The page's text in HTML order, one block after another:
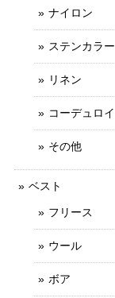
ナイロン
ステンカラー
リネン
コーデュロイ
その他
ベスト
フリース
ウール
ボア